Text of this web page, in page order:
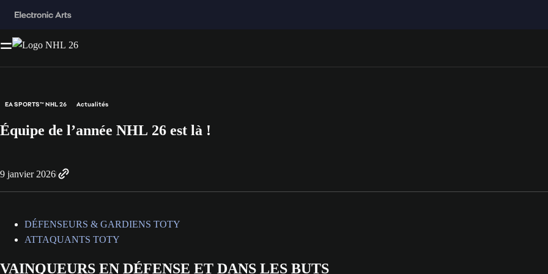
EA SPORTS™ NHL 26 Actualités
Équipe de l’année NHL 26 est là !
9 janvier 2026
DÉFENSEURS & GARDIENS TOTY
ATTAQUANTS TOTY
VAINQUEURS EN DÉFENSE ET DANS LES BUTS